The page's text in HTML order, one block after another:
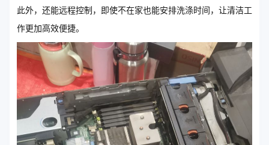
此外，还能远程控制，即使不在家也能安排洗涤时间，让清洁工
作更加高效便捷。